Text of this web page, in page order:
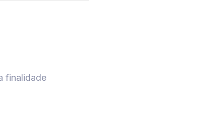
finalidade